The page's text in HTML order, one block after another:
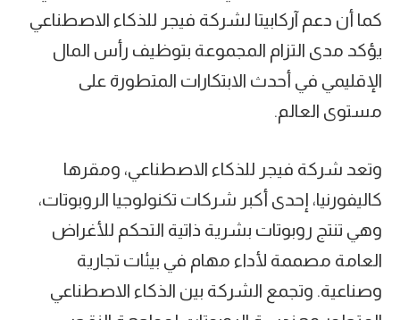
كما أن دعم آركابيتا لشركة فيجر للذكاء الاصطناعي
يؤكد مدى التزام المجموعة بتوظيف رأس المال
الإقليمي في أحدث الابتكارات المتطورة على
مستوى العالم.
وتعد شركة فيجر للذكاء الاصطناعي، ومقرها
كاليفورنيا، إحدى أكبر شركات تكنولوجيا الروبوتات،
وهي تنتج روبوتات بشرية ذاتية التحكم للأغراض
العامة مصممة لأداء مهام في بيئات تجارية
وصناعية. وتجمع الشركة بين الذكاء الاصطناعي